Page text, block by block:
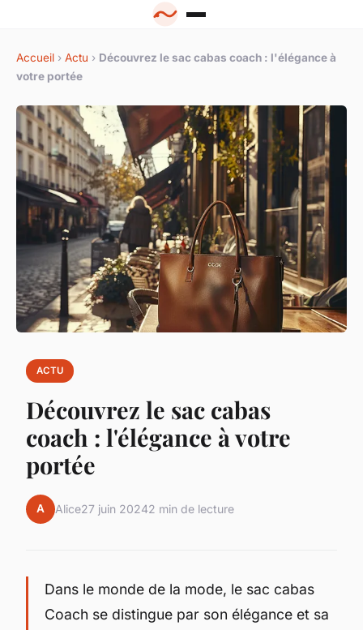
Accueil › Actu › Découvrez le sac cabas coach : l'élégance à
votre portée
ACTU
Découvrez le sac cabas
coach : l'élégance à votre
portée
A Alice27 juin 20242 min de lecture
Dans le monde de la mode, le sac cabas
Coach se distingue par son élégance et sa